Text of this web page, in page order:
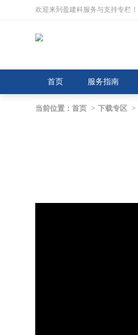
欢迎来到盈建科服务与支持专栏！
首页 服务指南
当前位置： 首页 > 下载专区 >